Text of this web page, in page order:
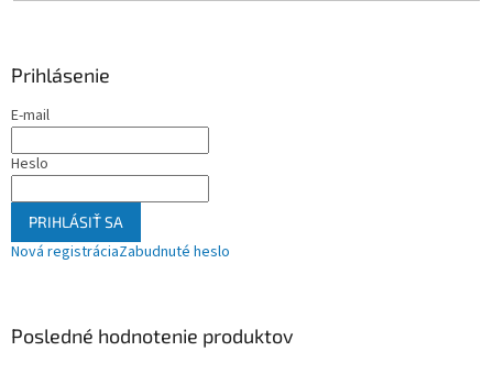
Prihlásenie
E-mail
Heslo
PRIHLÁSIŤ SA
Nová registráciaZabudnuté heslo
Posledné hodnotenie produktov